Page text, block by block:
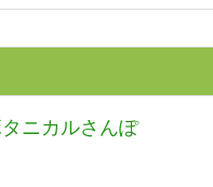
ニカルさんぽ